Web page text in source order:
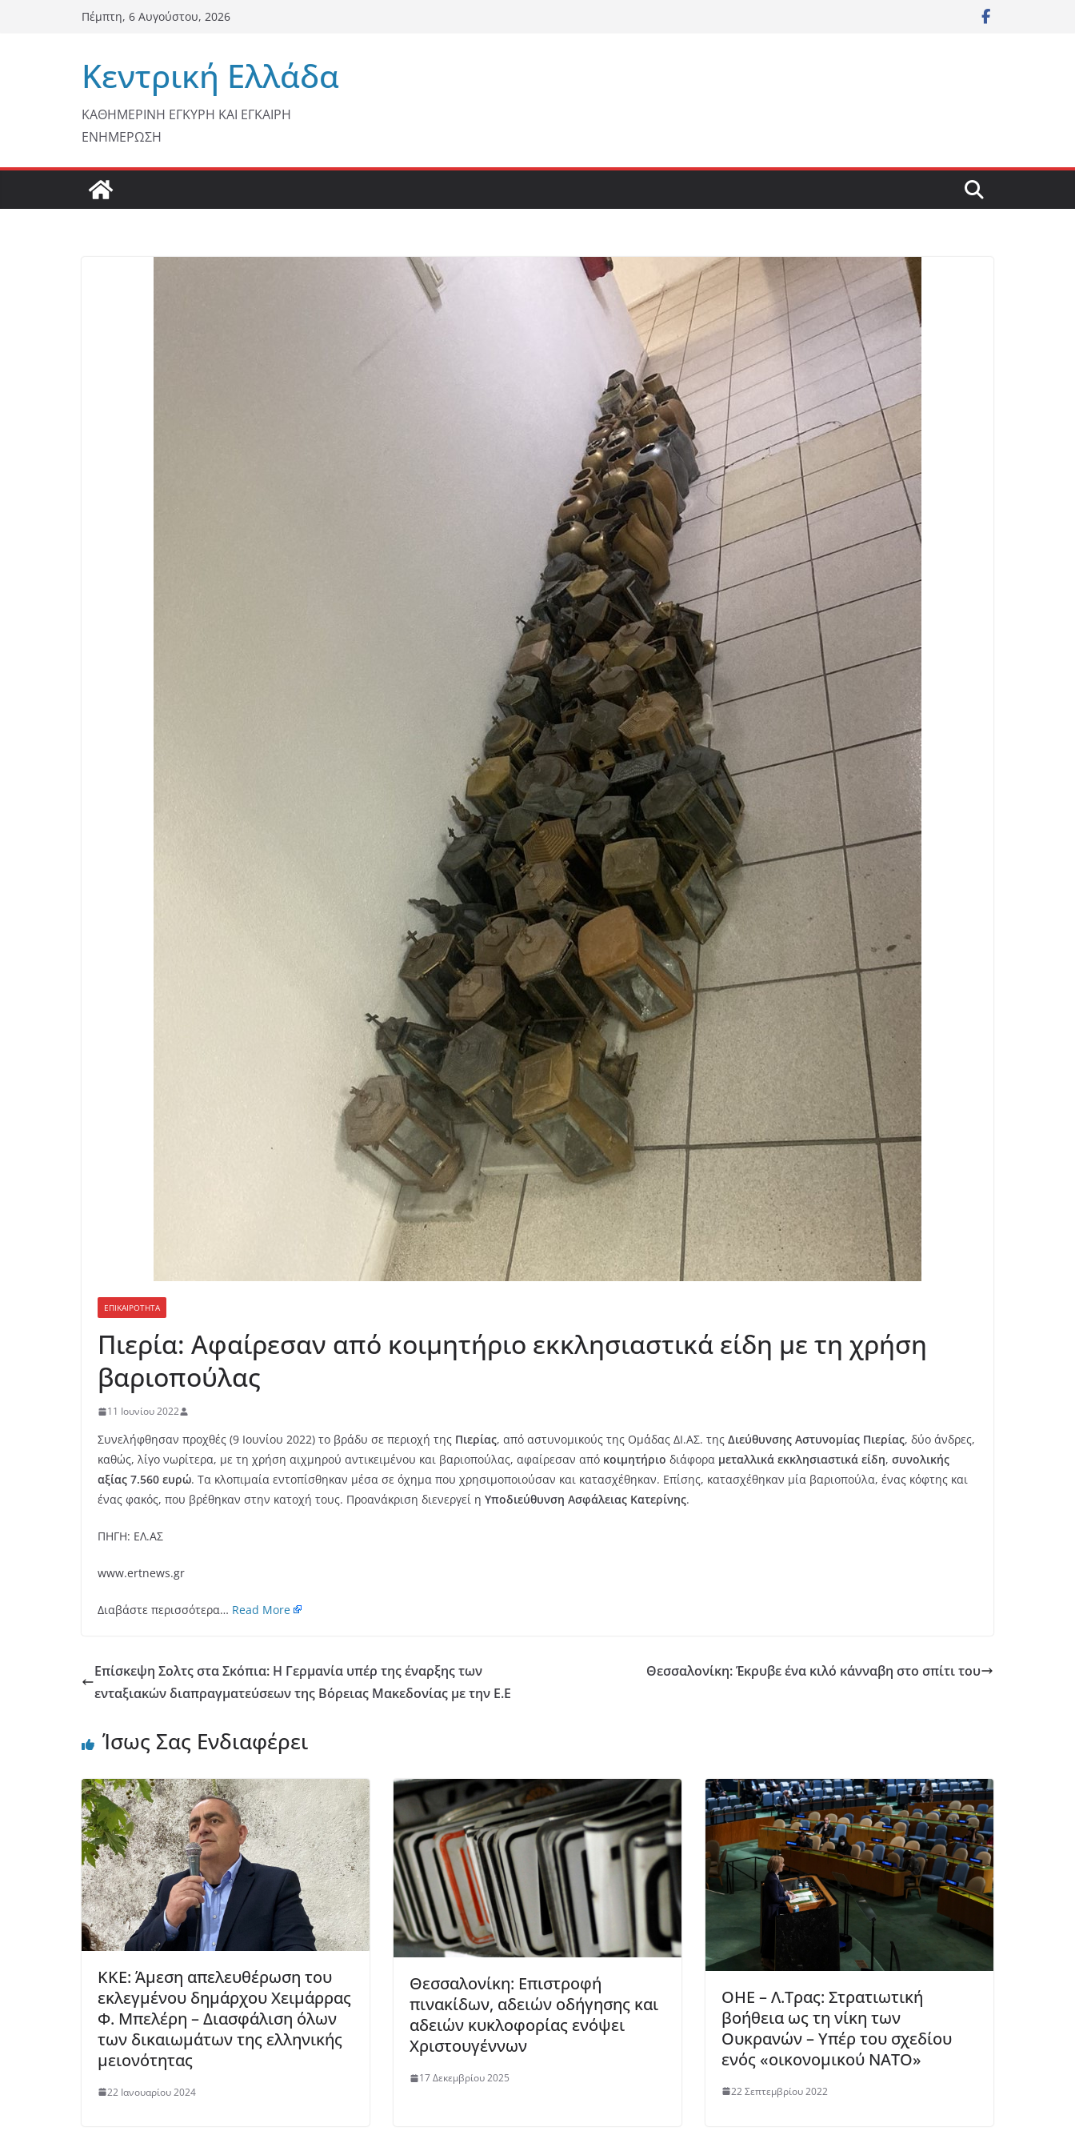
Πέμπτη, 6 Αυγούστου, 2026
Κεντρική Ελλάδα
ΚΑΘΗΜΕΡΙΝΗ ΕΓΚΥΡΗ ΚΑΙ ΕΓΚΑΙΡΗ
ΕΝΗΜΕΡΩΣΗ
ΕΠΙΚΑΙΡΟΤΗΤΑ
Πιερία: Αφαίρεσαν από κοιμητήριο εκκλησιαστικά είδη με τη χρήση
βαριοπούλας
11 Ιουνίου 2022
Συνελήφθησαν προχθές (9 Ιουνίου 2022) το βράδυ σε περιοχή της Πιερίας, από αστυνομικούς της Ομάδας ΔΙ.ΑΣ. της Διεύθυνσης Αστυνομίας Πιερίας, δύο άνδρες,
καθώς, λίγο νωρίτερα, με τη χρήση αιχμηρού αντικειμένου και βαριοπούλας, αφαίρεσαν από κοιμητήριο διάφορα μεταλλικά εκκλησιαστικά είδη, συνολικής
αξίας 7.560 ευρώ. Τα κλοπιμαία εντοπίσθηκαν μέσα σε όχημα που χρησιμοποιούσαν και κατασχέθηκαν. Επίσης, κατασχέθηκαν μία βαριοπούλα, ένας κόφτης και
ένας φακός, που βρέθηκαν στην κατοχή τους. Προανάκριση διενεργεί η Υποδιεύθυνση Ασφάλειας Κατερίνης.
ΠΗΓΗ: ΕΛ.ΑΣ
www.ertnews.gr
Διαβάστε περισσότερα… Read More
Επίσκεψη Σολτς στα Σκόπια: Η Γερμανία υπέρ της έναρξης των
ενταξιακών διαπραγματεύσεων της Βόρειας Μακεδονίας με την Ε.Ε
Θεσσαλονίκη: Έκρυβε ένα κιλό κάνναβη στο σπίτι του
Ίσως Σας Ενδιαφέρει
KKE: Άμεση απελευθέρωση του
εκλεγμένου δημάρχου Χειμάρρας
Φ. Μπελέρη – Διασφάλιση όλων
των δικαιωμάτων της ελληνικής
μειονότητας
22 Ιανουαρίου 2024
Θεσσαλονίκη: Επιστροφή
πινακίδων, αδειών οδήγησης και
αδειών κυκλοφορίας ενόψει
Χριστουγέννων
17 Δεκεμβρίου 2025
ΟΗΕ – Λ.Τρας: Στρατιωτική
βοήθεια ως τη νίκη των
Ουκρανών – Υπέρ του σχεδίου
ενός «οικονομικού ΝΑΤΟ»
22 Σεπτεμβρίου 2022